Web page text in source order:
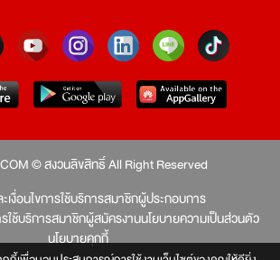
© สงวนลิขสิทธิ์ All Right Reserved
เงื่อนไขการใช้บริการสมาชิกผู้ประกอบการ
ใช้บริการสมาชิกผู้สมัครงานนโยบายความเป็นส่วนตัว
นโยบายคุกกี้